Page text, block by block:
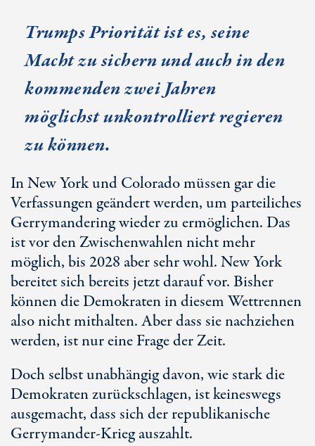
Trumps Priorität ist es, seine
Macht zu sichern und auch in den
kommenden zwei Jahren
möglichst unkontrolliert regieren
zu können.
In New York und Colorado müssen gar die
Verfassungen geändert werden, um parteiliches
Gerrymandering wieder zu ermöglichen. Das
ist vor den Zwischenwahlen nicht mehr
möglich, bis 2028 aber sehr wohl. New York
bereitet sich bereits jetzt darauf vor. Bisher
können die Demokraten in diesem Wettrennen
also nicht mithalten. Aber dass sie nachziehen
werden, ist nur eine Frage der Zeit.
Doch selbst unabhängig davon, wie stark die
Demokraten zurückschlagen, ist keineswegs
ausgemacht, dass sich der republikanische
Gerrymander-Krieg auszahlt.